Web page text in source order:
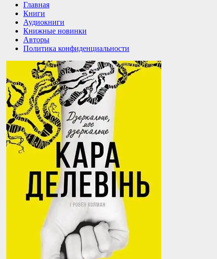
Главная
Книги
Аудиокниги
Книжные новинки
Авторы
Политика конфиденциальности